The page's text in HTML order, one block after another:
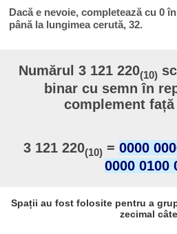
Dacă e nevoie, completează cu 0
până la lungimea cerută, 32.
Numărul 3 121 220(10)
binar cu semn în
complement
3 121 220(10) = 0000
0000 0100
Spații au fost folosite pentru a
zecimal